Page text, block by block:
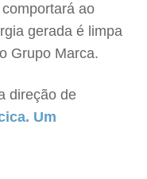
ao
gerada é limpa
Grupo Marca.
direção de
Um